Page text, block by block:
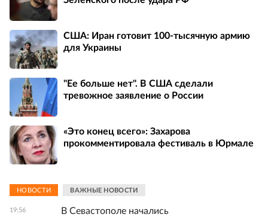
США: Иран готовит 100-тысячную армию
для Украины
"Ее больше нет". В США сделали
тревожное заявление о России
«Это конец всего»: Захарова
прокомментировала фестиваль в Юрмале
НОВОСТИ ВАЖНЫЕ НОВОСТИ
19:56
В Севастополе начались